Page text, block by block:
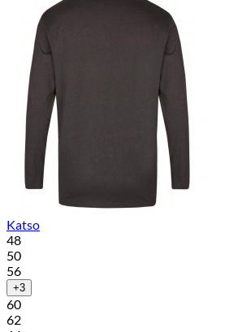
Katso
48
50
56
+3
60
62